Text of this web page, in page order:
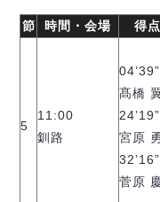
ボアルース長野
名古屋オーシャ
シュライカー大阪
ボルクバレット北
バサジィ大分
選手の通算記録
節 時間・会場 得
5
11:00
釧路
04’39”
髙橋
24’19”
宮原
32’16”
菅原